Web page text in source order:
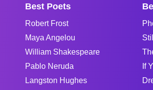
Best Poets
Robert Frost
Maya Angelou
William Shakespeare
Pablo Neruda
Langston Hughes
If